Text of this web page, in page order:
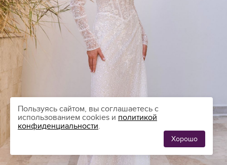
Пользуясь сайтом, вы соглашаетесь с
использованием cookies и политикой
конфиденциальности.
Хорошо